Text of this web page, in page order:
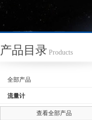
产品目录 Products
全部产品
流量计
查看全部产品